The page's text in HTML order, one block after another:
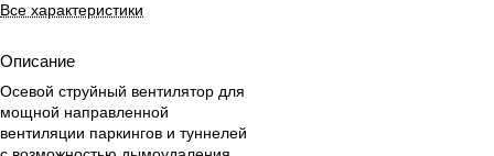
Все характеристики
Описание
Осевой струйный вентилятор для
мощной направленной
вентиляции паркингов и туннелей